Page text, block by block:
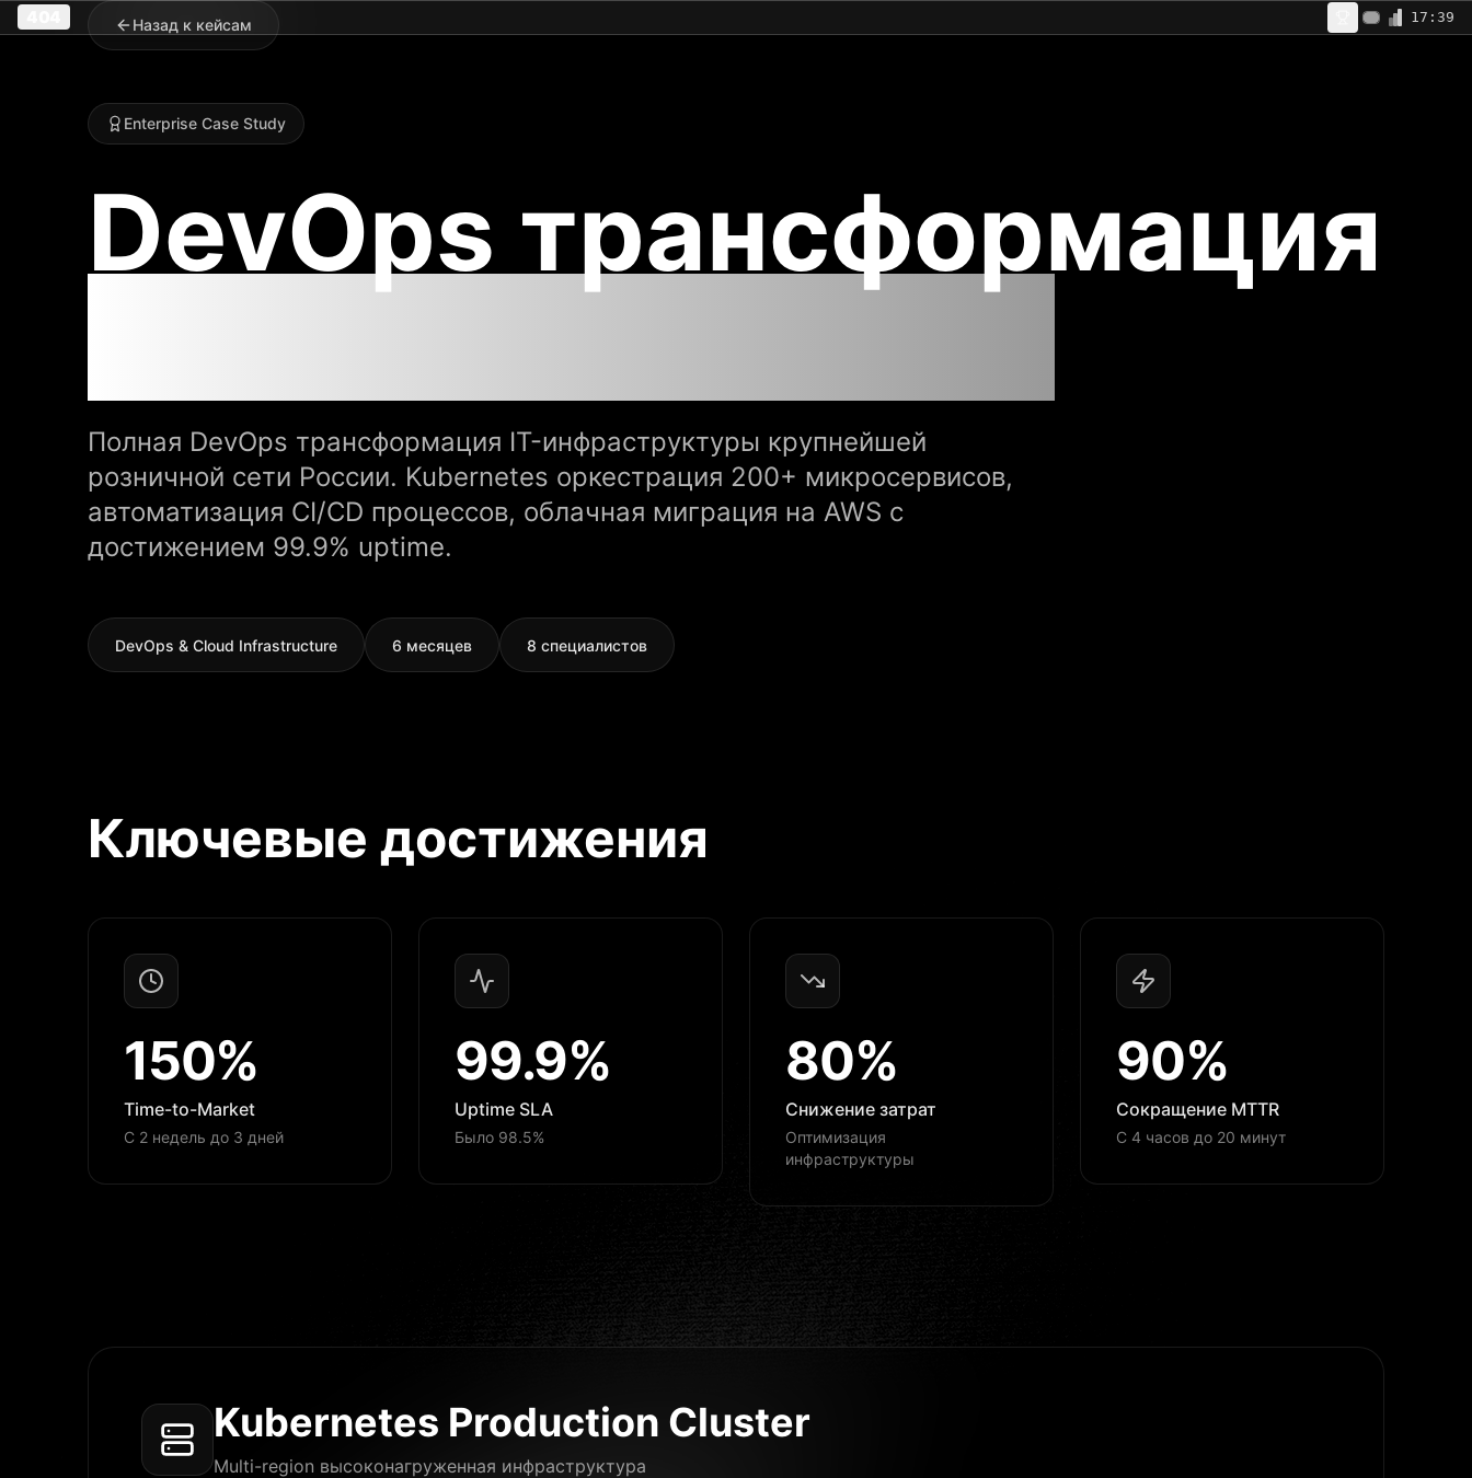
17:39
Назад к кейсам
Enterprise Case Study
DevOps трансформация
Полная DevOps трансформация IT-инфраструктуры крупнейшей
розничной сети России. Kubernetes оркестрация 200+ микросервисов,
автоматизация CI/CD процессов, облачная миграция на AWS с
достижением 99.9% uptime.
DevOps & Cloud Infrastructure 6 месяцев 8 специалистов
Ключевые достижения
150%
Time-to-Market
С 2 недель до 3 дней
99.9%
Uptime SLA
Было 98.5%
80%
Снижение затрат
Оптимизация
инфраструктуры
90%
Сокращение MTTR
С 4 часов до 20 минут
Kubernetes Production Cluster
Multi-region высоконагруженная инфраструктура